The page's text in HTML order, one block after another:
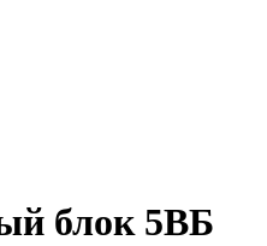
блок 5ВБ